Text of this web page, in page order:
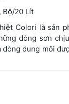
Bộ/20 Lít
Colori là sản
dòng sơn
dòng dung môi